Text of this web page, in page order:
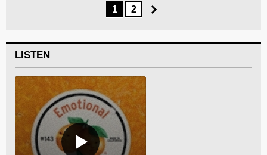
1 2
LISTEN